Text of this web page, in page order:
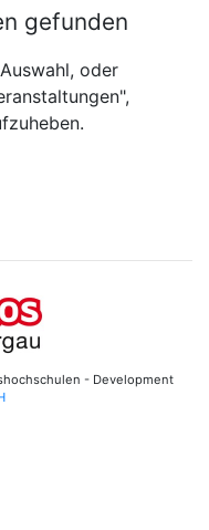
gefunden
oder
- Development